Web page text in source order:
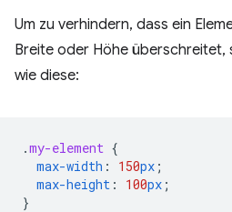
Um zu verhindern, dass ein
Breite oder Höhe überschreitet,
wie diese:
.my-element {
max-width : 150px ;
max-height : 100px ;
}